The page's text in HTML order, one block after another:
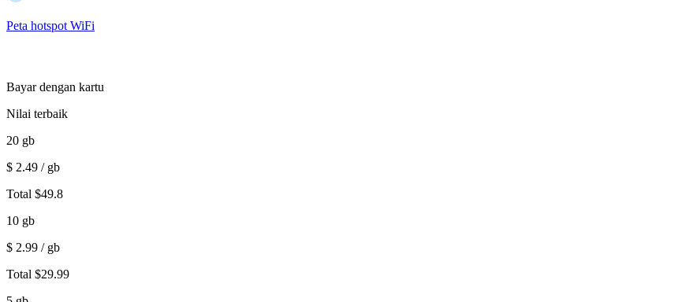
Peta hotspot WiFi
Bayar dengan kartu
Nilai terbaik
20 gb
$ 2.49 / gb
Total $49.8
10 gb
$ 2.99 / gb
Total $29.99